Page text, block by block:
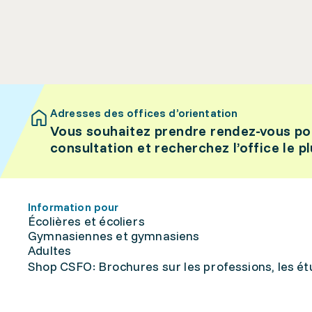
Adresses des offices d’orientation
Vous souhaitez prendre rendez-vous
consultation et recherchez l’office le
Information pour
Écolières et écoliers
Gymnasiennes et gymnasiens
Adultes
Shop CSFO: Brochures sur les professions, les